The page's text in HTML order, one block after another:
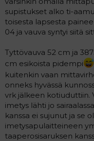
supistukset alko ti-
toisesta lapsesta
04 ja vauva syntyi siitä
Tyttövauva 52 cm ja
cm esikoista pidempi
kuitenkin vaan
onneks hyvässä
vrk jälkeen kotiuduttiin.
imetys lähti jo
kanssa ei sujunut ja se
imetysapulaitteineen
taaperosisaruksen